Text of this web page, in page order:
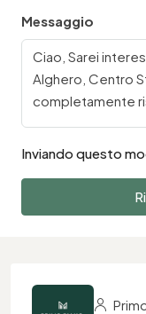
Messaggio
Inviando questo